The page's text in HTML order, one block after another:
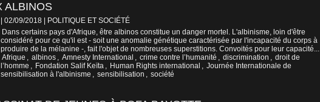
ALBINOS
| 02/09/2018
POLITIQUE ET SOCIÉTÉ
Dans certains pays d'Afrique, être albinos constitue un danger mortel. L'albinisme, loin d'être
considéré pour ce qu'il est - soit une anomalie génétique caractérisée par l'incapacité du corps à
produire de la mélanine -, fait l'objet de nombreuses superstitions. Convoités pour leur capacité...
Afrique , albinos , Amnesty International , crime contre l’humanité , discrimination , droit de
l’homme , Fondation Salif Keïta , Human Rights international , Journée Internationale de
sensibilisation à l'albinisme , sensibilisation , société